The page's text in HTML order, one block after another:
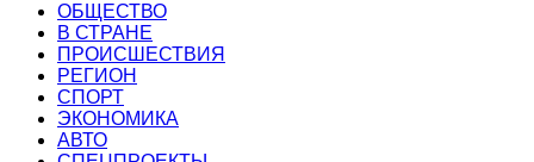
ОБЩЕСТВО
В СТРАНЕ
ПРОИСШЕСТВИЯ
РЕГИОН
CПОРТ
ЭКОНОМИКА
АВТО